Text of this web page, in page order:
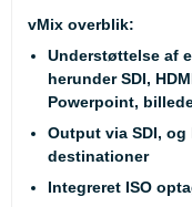
vMix overblik:
Understøttelse af
herunder SDI,
Powerpoint,
Output via SDI,
destinationer
Integreret ISO